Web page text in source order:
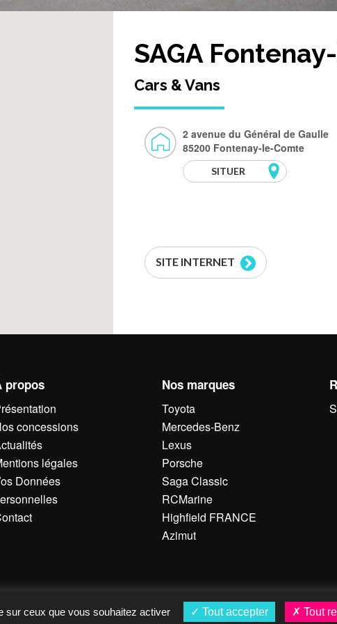
SAGA
Cars & Vans
2 avenue du Général de Gaulle
85200 Fontenay-le-Comte
SITUER
SITE INTERNET
propos
concessions
légales
Données
Nos marques
Toyota
Mercedes-Benz
Lexus
Porsche
Saga Classic
RCMarine
Highfield FRANCE
Azimut
sur ceux que vous souhaitez activer Tout accepter Tout